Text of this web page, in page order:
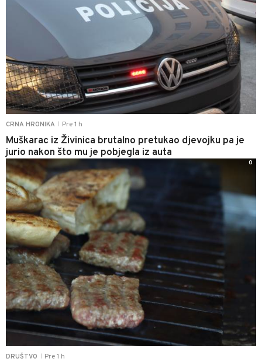
CRNA HRONIKA Pre 1 h
Muškarac iz Živinica brutalno pretukao djevojku pa je
jurio nakon što mu je pobjegla iz auta
DRUŠTVO Pre 1 h
0